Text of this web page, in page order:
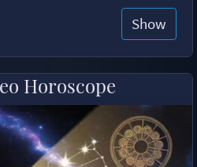
Show
Horoscope